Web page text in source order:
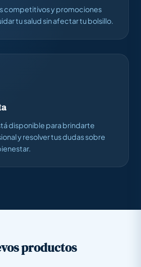
competitivos y promociones
tu salud sin afectar tu bolsillo.
disponible para brindarte
y resolver tus dudas sobre
productos